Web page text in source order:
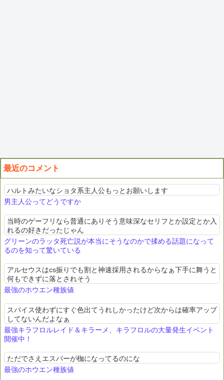
最近のコメント
ハルトみたいなショタ系主人公もっとお願いします
男主人公ってどうですか
当時のゲーフリなら普通にありそう意味深なセリフとか設定とか入
れるの好きだったじゃん
グリーンのラッタ死亡説が本当にそうなのかで揉める話題になって
るのを知って驚いている
アルセウスはcs振りでも割と神速採用されるからなぁ下手に舞うと
何もできずに落とされそう
最強のホウエン種族値
スパイス使わずにすぐ色出てうれしかったけど次からは確率アップ
してないんだよなぁ
最強キラフロルレイド＆キラーメ、キラフロルの大量発生イベント
開催中！
ただでさえエスパーが枷になってるのにな
最強のホウエン種族値